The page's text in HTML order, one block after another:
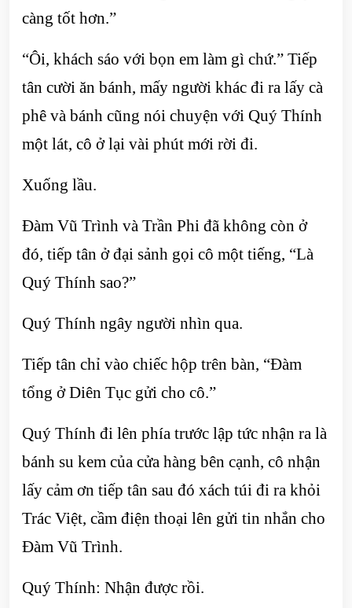
càng tốt hơn.”
“Ôi, khách sáo với bọn em làm gì chứ.” Tiếp
tân cười ăn bánh, mấy người khác đi ra lấy cà
phê và bánh cũng nói chuyện với Quý Thính
một lát, cô ở lại vài phút mới rời đi.
Xuống lầu.
Đàm Vũ Trình và Trần Phi đã không còn ở
đó, tiếp tân ở đại sảnh gọi cô một tiếng, “Là
Quý Thính sao?”
Quý Thính ngây người nhìn qua.
Tiếp tân chỉ vào chiếc hộp trên bàn, “Đàm
tổng ở Diên Tục gửi cho cô.”
Quý Thính đi lên phía trước lập tức nhận ra là
bánh su kem của cửa hàng bên cạnh, cô nhận
lấy cảm ơn tiếp tân sau đó xách túi đi ra khỏi
Trác Việt, cầm điện thoại lên gửi tin nhắn cho
Đàm Vũ Trình.
Quý Thính: Nhận được rồi.